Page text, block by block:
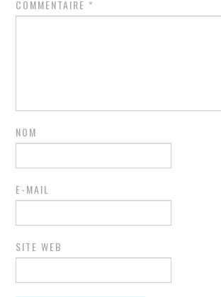
COMMENTAIRE *
NOM
E-MAIL
SITE WEB